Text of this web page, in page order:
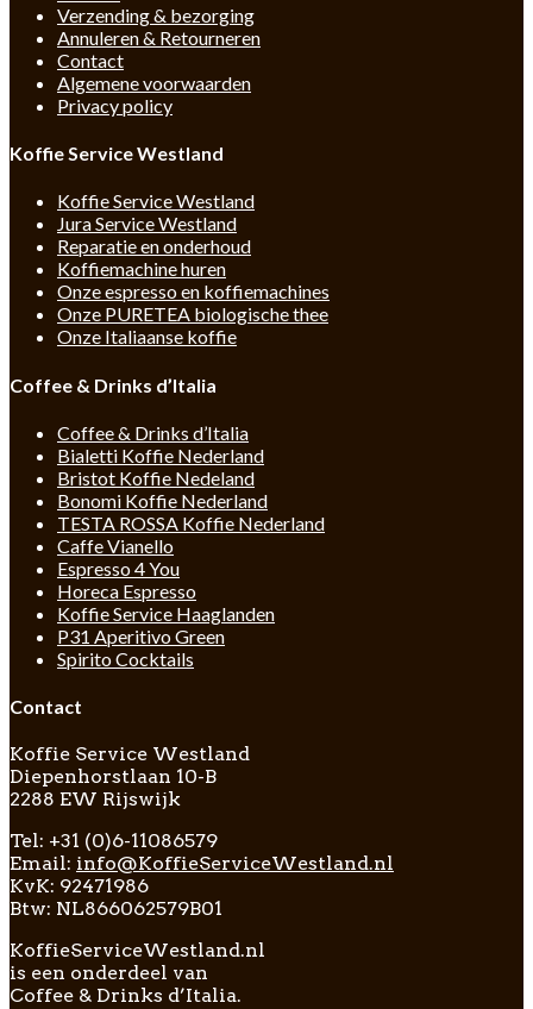
Verzending & bezorging
Annuleren & Retourneren
Contact
Algemene voorwaarden
Privacy policy
Koffie Service Westland
Koffie Service Westland
Jura Service Westland
Reparatie en onderhoud
Koffiemachine huren
Onze espresso en koffiemachines
Onze PURETEA biologische thee
Onze Italiaanse koffie
Coffee & Drinks d’Italia
Coffee & Drinks d’Italia
Bialetti Koffie Nederland
Bristot Koffie Nedeland
Bonomi Koffie Nederland
TESTA ROSSA Koffie Nederland
Caffe Vianello
Espresso 4 You
Horeca Espresso
Koffie Service Haaglanden
P31 Aperitivo Green
Spirito Cocktails
Contact
Koffie Service Westland
Diepenhorstlaan 10-B
2288 EW Rijswijk
Tel: +31 (0)6-11086579
Email: info@KoffieServiceWestland.nl
KvK: 92471986
Btw: NL866062579B01
KoffieServiceWestland.nl
is een onderdeel van
Coffee & Drinks d’Italia.